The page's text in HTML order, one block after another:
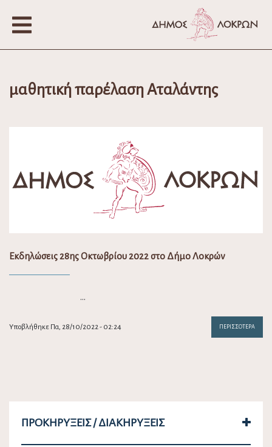
μαθητική παρέλαση Αταλάντης
Εκδηλώσεις 28ης Οκτωβρίου 2022 στο Δήμο Λοκρών
…
Υποβλήθηκε Πα, 28/10/2022 - 02:24 ΠΕΡΙΣΣΌΤΕΡΑ
ΠΡΟΚΗΡΎΞΕΙΣ / ΔΙΑΚΗΡΎΞΕΙΣ